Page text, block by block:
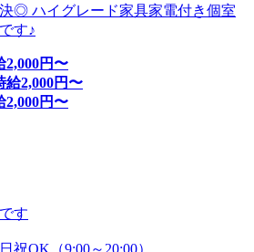
◎ ハイグレード家具家電付き個室
す♪
2,000円〜
給2,000円〜
2,000円〜
す
祝OK（9:00～20:00）